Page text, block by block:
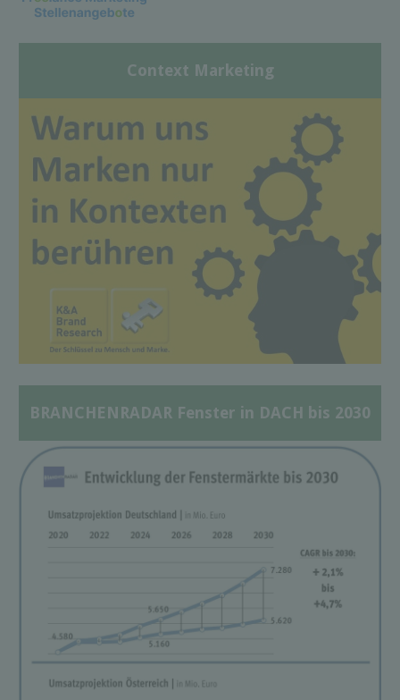
Context Marketing
BRANCHENRADAR Fenster in DACH bis 2030